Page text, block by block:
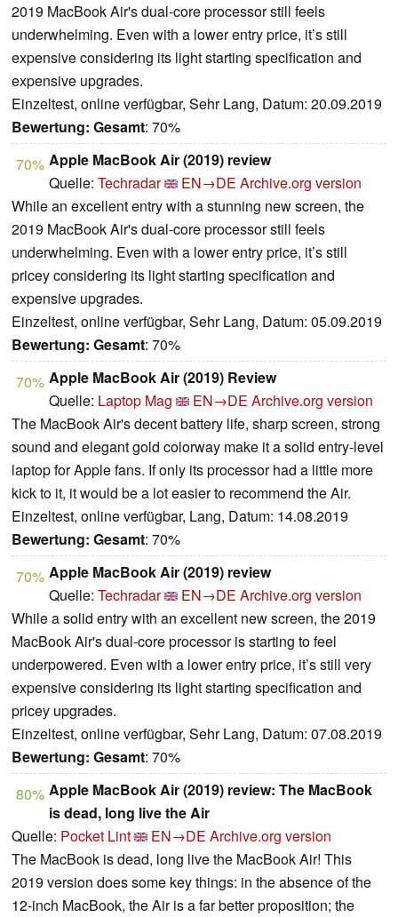
2019 MacBook Air's dual-core processor still feels
underwhelming. Even with a lower entry price, it’s still
expensive considering its light starting specification and
expensive upgrades.
Einzeltest, online verfügbar, Sehr Lang, Datum: 20.09.2019
Bewertung: Gesamt: 70%
70% Apple MacBook Air (2019) review
Quelle: Techradar EN→DE Archive.org version
While an excellent entry with a stunning new screen, the
2019 MacBook Air's dual-core processor still feels
underwhelming. Even with a lower entry price, it’s still
pricey considering its light starting specification and
expensive upgrades.
Einzeltest, online verfügbar, Sehr Lang, Datum: 05.09.2019
Bewertung: Gesamt: 70%
70% Apple MacBook Air (2019) Review
Quelle: Laptop Mag EN→DE Archive.org version
The MacBook Air's decent battery life, sharp screen, strong
sound and elegant gold colorway make it a solid entry-level
laptop for Apple fans. If only its processor had a little more
kick to it, it would be a lot easier to recommend the Air.
Einzeltest, online verfügbar, Lang, Datum: 14.08.2019
Bewertung: Gesamt: 70%
70% Apple MacBook Air (2019) review
Quelle: Techradar EN→DE Archive.org version
While a solid entry with an excellent new screen, the 2019
MacBook Air's dual-core processor is starting to feel
underpowered. Even with a lower entry price, it’s still very
expensive considering its light starting specification and
pricey upgrades.
Einzeltest, online verfügbar, Sehr Lang, Datum: 07.08.2019
Bewertung: Gesamt: 70%
80% Apple MacBook Air (2019) review: The MacBook
is dead, long live the Air
Quelle: Pocket Lint EN→DE Archive.org version
The MacBook is dead, long live the MacBook Air! This
2019 version does some key things: in the absence of the
12-inch MacBook, the Air is a far better proposition; the